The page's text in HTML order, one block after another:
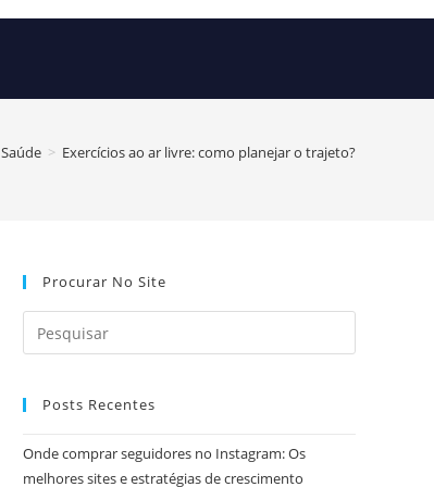
Saúde > Exercícios ao ar livre: como planejar o trajeto?
Procurar No Site
Posts Recentes
Onde comprar seguidores no Instagram: Os
melhores sites e estratégias de crescimento